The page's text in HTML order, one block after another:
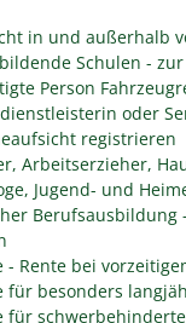
in und außerhalb
Schulen -
Person
oder
registrieren
Arbeitserzieher,
Jugend- und
Berufsausbildung
- Rente bei
für besonders
für